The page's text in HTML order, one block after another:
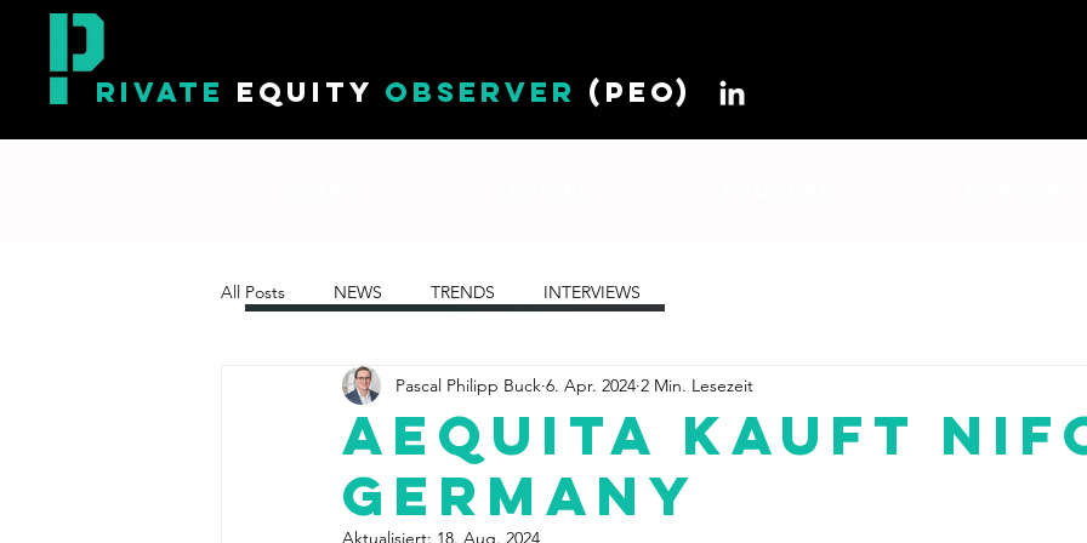
RIVATE EQUITY OBSERVER (PEO)
All Posts NEWS TRENDS INTERVIEWS
AEQUITA kauft
Germany
Pascal Philipp Buck 6. Apr. 2024 2 Min. Lesezeit
Aktualisiert: 18. Aug. 2024